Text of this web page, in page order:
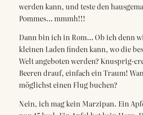
werden kann, und teste den
Pommes… mmmh!!!
Dann bin ich in Rom… Ob ich denn
kleinen Laden finden kann, wo die
Welt angeboten werden? Knusprig-
Beeren drauf, einfach ein Traum!
möglichst einen Flug buchen?
Nein, ich mag kein Marzipan. Ein